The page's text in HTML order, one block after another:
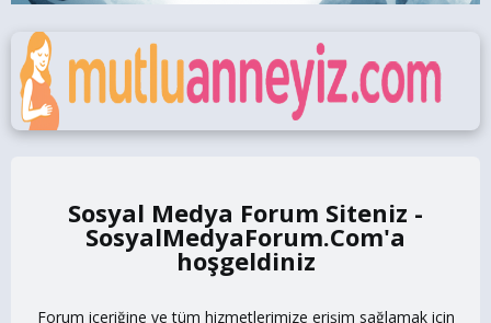
Sosyal Medya Forum Siteniz -
SosyalMedyaForum.Com
Forum içeriğine ve tüm hizmetlerimize erişim sağlamak için